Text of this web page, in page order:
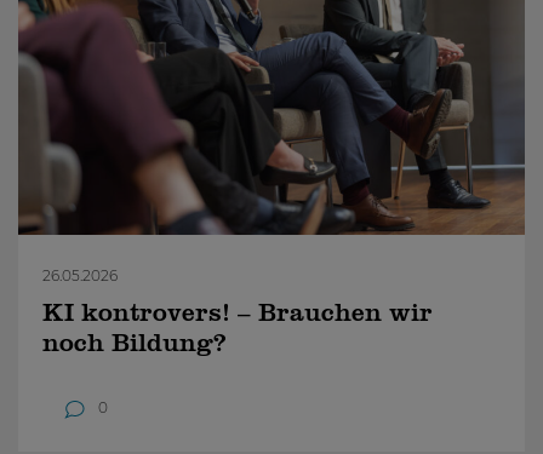
26.05.2026
KI kontrovers! – Brauchen wir
noch Bildung?
0